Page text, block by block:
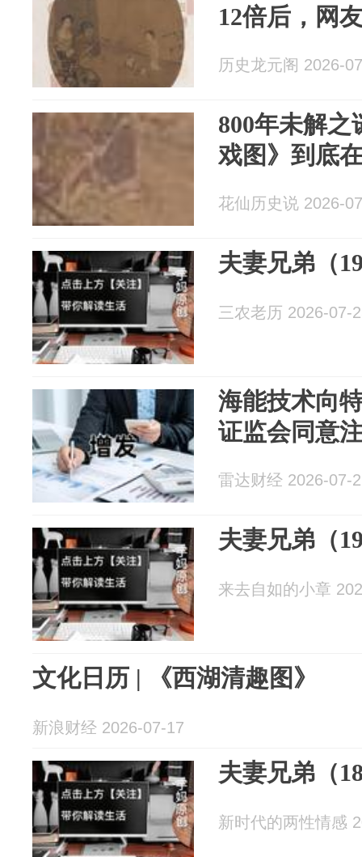
12倍后，网
历史龙元阁 2026-
800年未解
戏图》到底
花仙历史说 2026-
夫妻兄弟（
三农老历 2026-07-
海能技术向
证监会同意
雷达财经 2026-07-
夫妻兄弟（
来去自如的小章
文化日历 | 《西湖清趣图》
新浪财经 2026-07-17
夫妻兄弟（
新时代的两性情感